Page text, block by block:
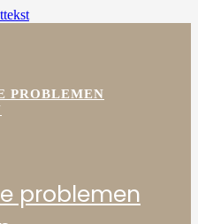
PROBLEMEN
problemen